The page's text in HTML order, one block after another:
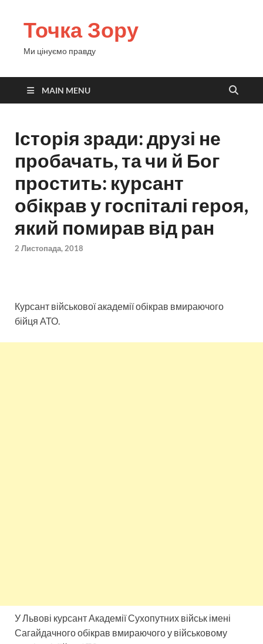
Точка Зору
Ми цінуємо правду
MAIN MENU
Історія зради: друзі не
пробачать, та чи й Бог
простить: курсант
обікрав у госпіталі героя,
який помирав від ран
2 Листопада, 2018
Курсант військової академії обікрав вмираючого
бійця АТО.
У Львові курсант Академії Сухопутних військ імені
Сагайдачного обікрав вмираючого у військовому